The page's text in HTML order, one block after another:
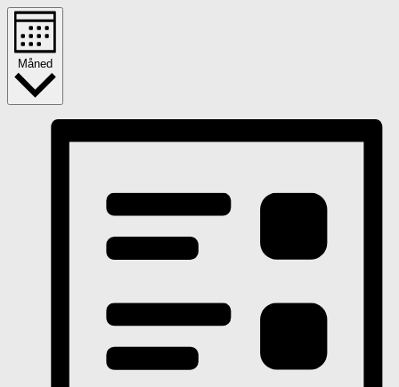
Måned